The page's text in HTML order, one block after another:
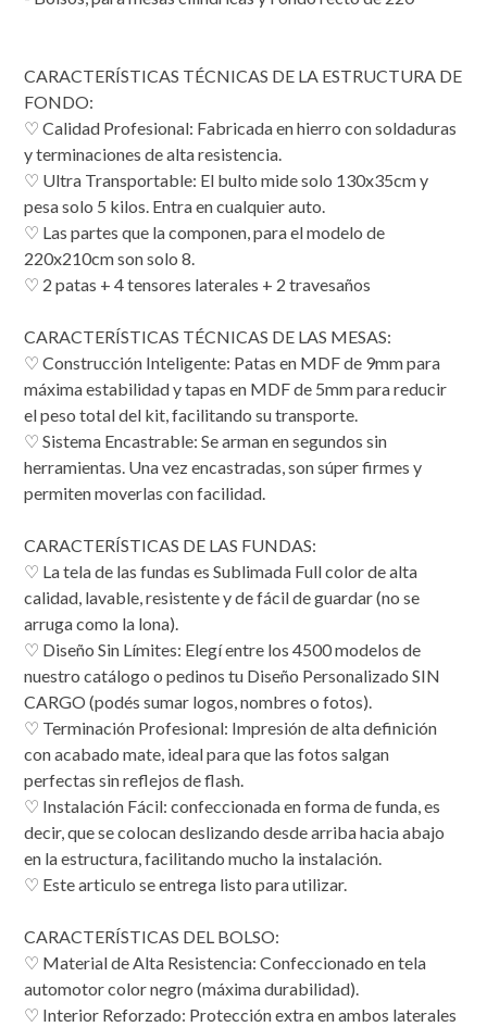
CARACTERÍSTICAS TÉCNICAS DE LA ESTRUCTURA DE
FONDO:
♡ Calidad Profesional: Fabricada en hierro con soldaduras
y terminaciones de alta resistencia.
♡ Ultra Transportable: El bulto mide solo 130x35cm y
pesa solo 5 kilos. Entra en cualquier auto.
♡ Las partes que la componen, para el modelo de
220x210cm son solo 8.
♡ 2 patas + 4 tensores laterales + 2 travesaños
CARACTERÍSTICAS TÉCNICAS DE LAS MESAS:
♡ Construcción Inteligente: Patas en MDF de 9mm para
máxima estabilidad y tapas en MDF de 5mm para reducir
el peso total del kit, facilitando su transporte.
♡ Sistema Encastrable: Se arman en segundos sin
herramientas. Una vez encastradas, son súper firmes y
permiten moverlas con facilidad.
CARACTERÍSTICAS DE LAS FUNDAS:
♡ La tela de las fundas es Sublimada Full color de alta
calidad, lavable, resistente y de fácil de guardar (no se
arruga como la lona).
♡ Diseño Sin Límites: Elegí entre los 4500 modelos de
nuestro catálogo o pedinos tu Diseño Personalizado SIN
CARGO (podés sumar logos, nombres o fotos).
♡ Terminación Profesional: Impresión de alta definición
con acabado mate, ideal para que las fotos salgan
perfectas sin reflejos de flash.
​♡ Instalación Fácil: confeccionada en forma de funda, es
decir, que se colocan deslizando desde arriba hacia abajo
en la estructura, facilitando mucho la instalación.
♡ Este articulo se entrega listo para utilizar.
CARACTERÍSTICAS DEL BOLSO:
♡ Material de Alta Resistencia: Confeccionado en tela
automotor color negro (máxima durabilidad).
♡ Interior Reforzado: Protección extra en ambos laterales